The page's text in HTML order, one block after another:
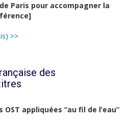
Paris pour accompagner la
>>
des
appliquées “au fil de l’eau”